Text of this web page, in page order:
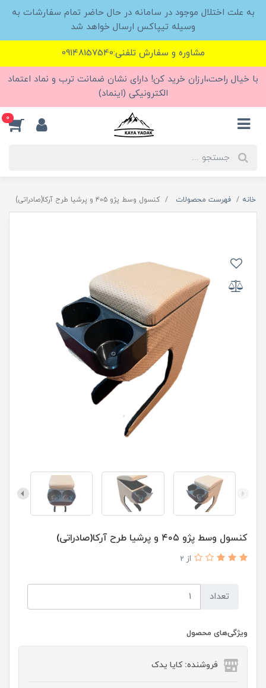
به علت اختلال موجود در سامانه در حال حاضر تمام سفارشات به
وسیله تیپاکس ارسال خواهد شد
مشاوره و سفارش تلفنی:09148157540
با خیال راحت،ارزان خرید کن! دارای نشان ضمانت ترب و نماد اعتماد
الکترونیکی (اینماد)
0
خانه فهرست محصولات کنسول وسط پژو ۴۰۵ و پرشیا طرح آرکا(صادراتی)
کنسول وسط پژو ۴۰۵ و پرشیا طرح آرکا(صادراتی)
از 2
تعداد
ویژگی‌های محصول
فروشنده: کایا یدک